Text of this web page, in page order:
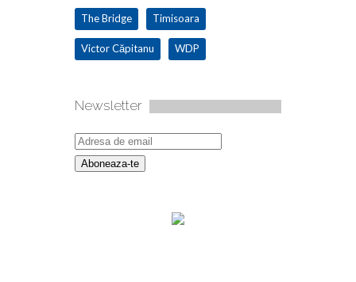
The Bridge Timisoara
Victor Căpitanu WDP
Newsletter